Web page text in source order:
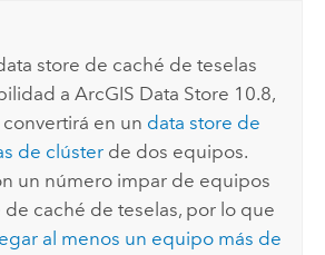
store de caché de teselas
aArcGIS Data Store 10.8,
en un data store de
de clúster de dos equipos.
un número impar de equipos
de caché de teselas, por lo que
al menos un equipo más de